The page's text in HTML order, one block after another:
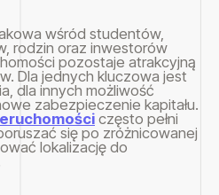
wśród studentów,
rodzin oraz inwestorów
pozostaje atrakcyjną
Dla jednych kluczowa jest
dla innych możliwość
zabezpieczenie kapitału.
często pełni
się po zróżnicowanej
lokalizację do